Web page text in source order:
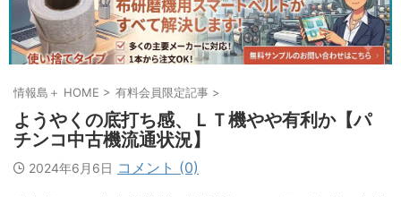
情報島＋ HOME > 有料会員限定記事 >
ようやくの底打ち感、ＬＴ機やや有利か【パ
チンコ中古機流通状況】
2024年6月6日 コメント (0)